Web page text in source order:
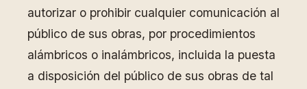
autorizar o prohibir cualquier comunicación al
público de sus obras, por procedimientos
alámbricos o inalámbricos, incluida la puesta
a disposición del público de sus obras de tal